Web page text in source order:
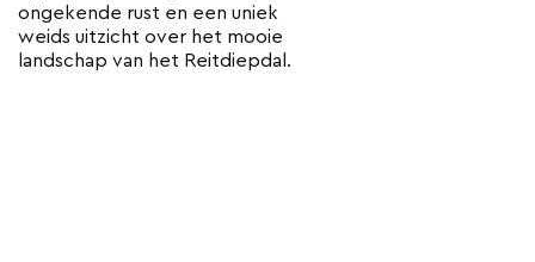
ongekende rust en een uniek
weids uitzicht over het mooie
landschap van het Reitdiepdal.